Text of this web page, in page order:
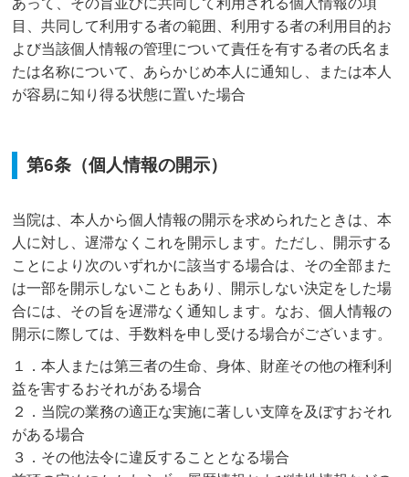
あって、その旨並びに共同して利用される個人情報の項
目、共同して利用する者の範囲、利用する者の利用目的お
よび当該個人情報の管理について責任を有する者の氏名ま
たは名称について、あらかじめ本人に通知し、または本人
が容易に知り得る状態に置いた場合
第6条（個人情報の開示）
当院は、本人から個人情報の開示を求められたときは、本
人に対し、遅滞なくこれを開示します。ただし、開示する
ことにより次のいずれかに該当する場合は、その全部また
は一部を開示しないこともあり、開示しない決定をした場
合には、その旨を遅滞なく通知します。なお、個人情報の
開示に際しては、手数料を申し受ける場合がございます。
１．本人または第三者の生命、身体、財産その他の権利利
益を害するおそれがある場合
２．当院の業務の適正な実施に著しい支障を及ぼすおそれ
がある場合
３．その他法令に違反することとなる場合